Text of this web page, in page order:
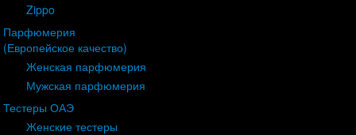
Zippo
Парфюмерия
(Европейское качество)
Женская парфюмерия
Мужская парфюмерия
Тестеры ОАЭ
Женские тестеры